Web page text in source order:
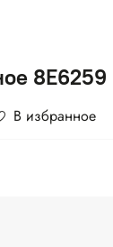
8E6259
В избранное